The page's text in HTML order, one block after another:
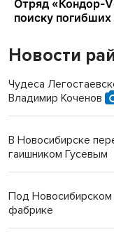
Новости
Чудеса
Владимир Коченов
В Новосибирске
гаишником Гусевым
Под Новосибирском
фабрике